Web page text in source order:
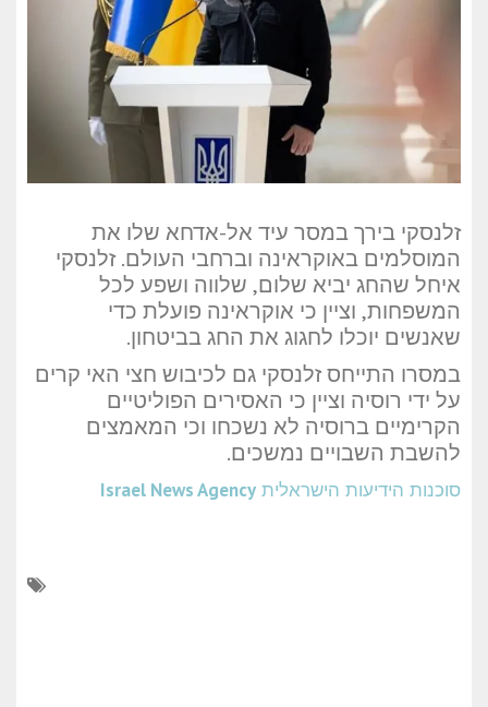
זלנסקי בירך במסר עיד אל-אדחא שלו את
המוסלמים באוקראינה וברחבי העולם. זלנסקי
איחל שהחג יביא שלום, שלווה ושפע לכל
המשפחות, וציין כי אוקראינה פועלת כדי
שאנשים יוכלו לחגוג את החג בביטחון.
במסרו התייחס זלנסקי גם לכיבוש חצי האי קרים
על ידי רוסיה וציין כי האסירים הפוליטיים
הקרימיים ברוסיה לא נשכחו וכי המאמצים
להשבת השבויים נמשכים.
סוכנות הידיעות הישראלית Israel News Agency